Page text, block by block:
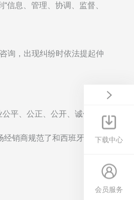
信息、管理、协调、监督、
询，出现纠纷时依法提起仲
平、公正、公开、诚信自律
经销商规范了和西班牙、波下载中心
会员服务